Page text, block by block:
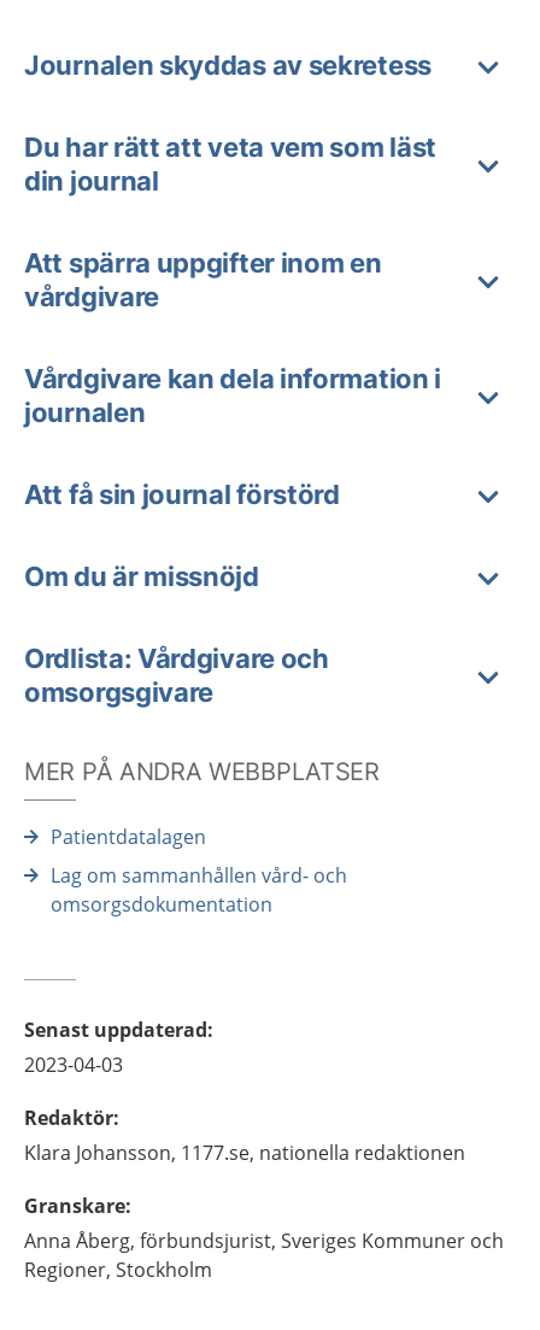
Journalen skyddas av sekretess
Du har rätt att veta vem som läst
din journal
Att spärra uppgifter inom en
vårdgivare
Vårdgivare kan dela information i
journalen
Att få sin journal förstörd
Om du är missnöjd
Ordlista: Vårdgivare och
omsorgsgivare
MER PÅ ANDRA WEBBPLATSER
Patientdatalagen
Lag om sammanhållen vård- och
omsorgsdokumentation
Senast uppdaterad:
2023-04-03
Redaktör:
Klara Johansson, 1177.se, nationella redaktionen
Granskare:
Anna Åberg, förbundsjurist, Sveriges Kommuner och
Regioner, Stockholm